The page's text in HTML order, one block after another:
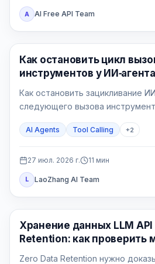
A AI Free API Team
AI API
Как остановить цикл
инструментов у ИИ‑агента
Как остановить зацикливание
следующего вызова
AI Agents Tool Calling +2
27 июл. 2026 г. 11 мин
L LaoZhang AI Team
Руководства по API
Хранение данных LLM API
Retention: как проверить
Zero Data Retention нужно